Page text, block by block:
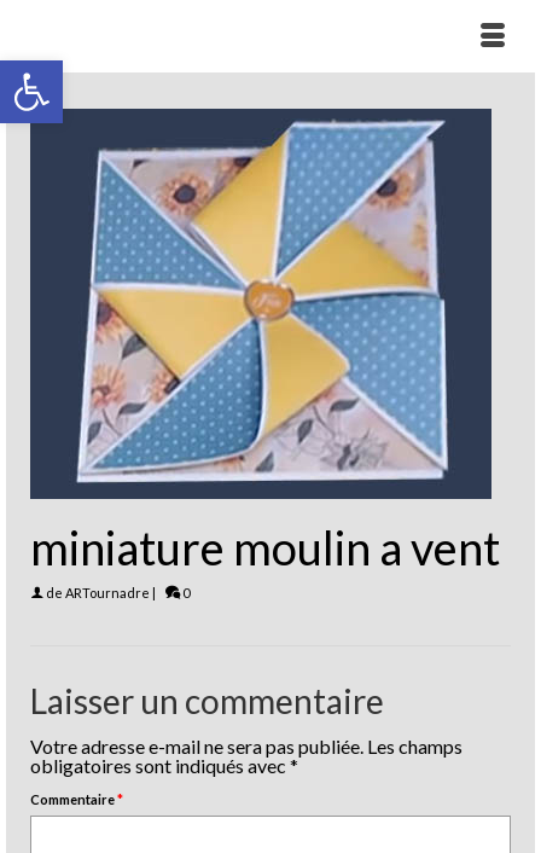
Ouvrir la barre d’outils
miniature moulin a vent
de ARTournadre | 0
Laisser un commentaire
Votre adresse e-mail ne sera pas publiée. Les champs
obligatoires sont indiqués avec *
Commentaire*